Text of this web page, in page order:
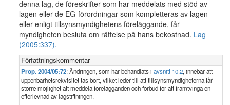
denna lag, de föreskrifter som har meddelats med stöd av
lagen eller de EG-förordningar som kompletteras av lagen
eller enligt tillsynsmyndighetens föreläggande, får
myndigheten besluta om rättelse på hans bekostnad. Lag
(2005:337).
Författningskommentar
Prop. 2004/05:72: Ändringen, som har behandlats i avsnitt 10.2, innebär att
uppenbarhetsrekvisitet tas bort, vilket leder till att tillsynsmyndigheterna får
större möjlighet att meddela förelägganden och förbud för att framtvinga en
efterlevnad av lagstiftningen.